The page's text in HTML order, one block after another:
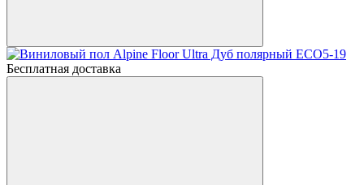
Бесплатная доставка